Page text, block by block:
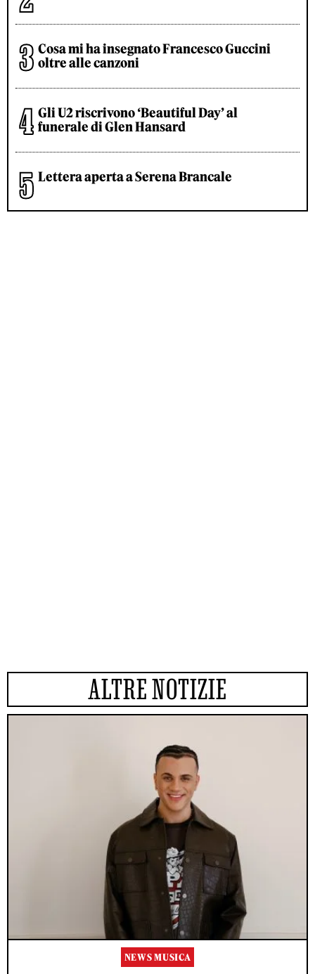
Cosa mi ha insegnato Francesco Guccini
oltre alle canzoni
Gli U2 riscrivono ‘Beautiful Day’ al
funerale di Glen Hansard
Lettera aperta a Serena Brancale
ALTRE NOTIZIE
NEWS MUSICA